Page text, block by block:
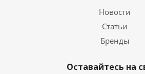
Новости
Статьи
Бренды
Оставайтесь на